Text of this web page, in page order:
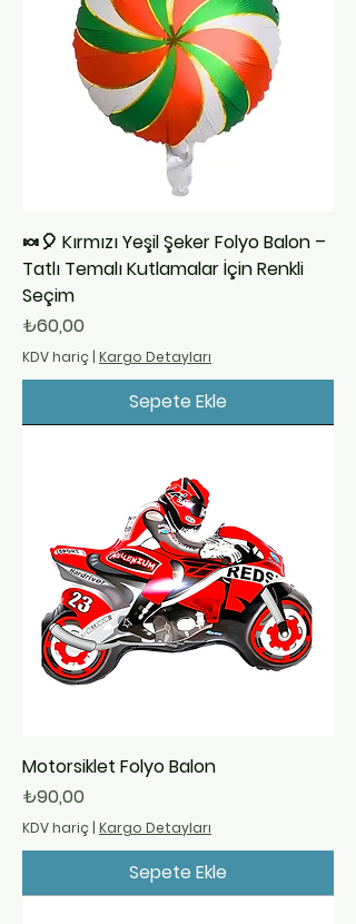
🍬🎈 Kırmızı Yeşil Şeker Folyo Balon –
Tatlı Temalı Kutlamalar İçin Renkli
Seçim
Fiyat
₺60,00
KDV hariç | Kargo Detayları
Sepete Ekle
Motorsiklet Folyo Balon
Fiyat
₺90,00
KDV hariç | Kargo Detayları
Sepete Ekle